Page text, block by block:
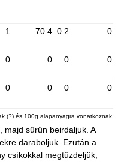
1 70.4 0.2 0
0 0 0 0
0 0 0 0
(?) és 100g alapanyagra vonatkoznak
majd sűrűn beirdaljuk. A
daraboljuk. Ezután a
csíkokkal megtűzdeljük,